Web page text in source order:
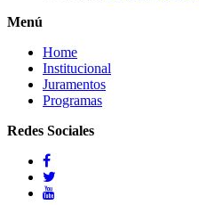
Menú
Home
Institucional
Juramentos
Programas
Redes Sociales